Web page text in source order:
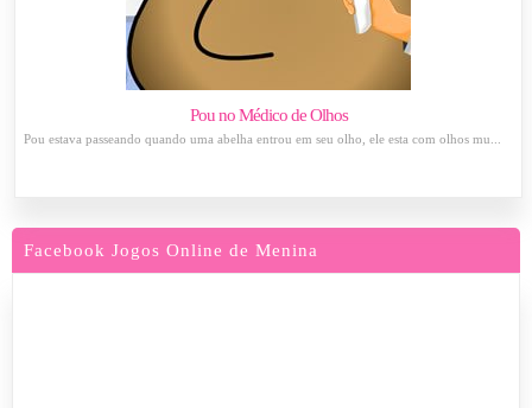
Pou no Médico de Olhos
Pou estava passeando quando uma abelha entrou em seu olho, ele esta com olhos mu...
Facebook Jogos Online de Menina